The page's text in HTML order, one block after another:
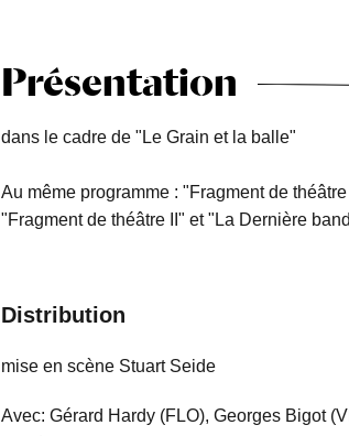
Présentation
dans le cadre de "Le Grain et la balle"
Au même programme : "Fragment de
"Fragment de théâtre II" et "La Dernière
Distribution
mise en scène Stuart Seide
Avec: Gérard Hardy (FLO), Georges Bigot